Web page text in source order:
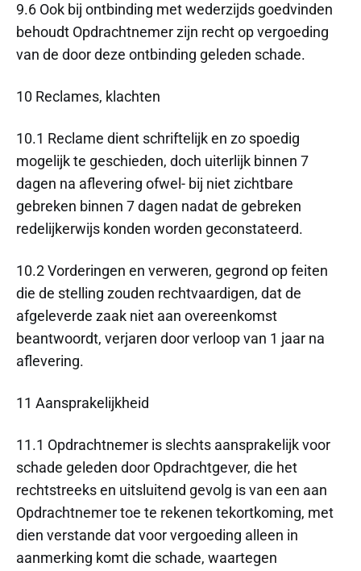
9.6 Ook bij ontbinding met wederzijds goedvinden
behoudt Opdrachtnemer zijn recht op vergoeding
van de door deze ontbinding geleden schade.
10 Reclames, klachten
10.1 Reclame dient schriftelijk en zo spoedig
mogelijk te geschieden, doch uiterlijk binnen 7
dagen na aflevering ofwel- bij niet zichtbare
gebreken binnen 7 dagen nadat de gebreken
redelijkerwijs konden worden geconstateerd.
10.2 Vorderingen en verweren, gegrond op feiten
die de stelling zouden rechtvaardigen, dat de
afgeleverde zaak niet aan overeenkomst
beantwoordt, verjaren door verloop van 1 jaar na
aflevering.
11 Aansprakelijkheid
11.1 Opdrachtnemer is slechts aansprakelijk voor
schade geleden door Opdrachtgever, die het
rechtstreeks en uitsluitend gevolg is van een aan
Opdrachtnemer toe te rekenen tekortkoming, met
dien verstande dat voor vergoeding alleen in
aanmerking komt die schade, waartegen